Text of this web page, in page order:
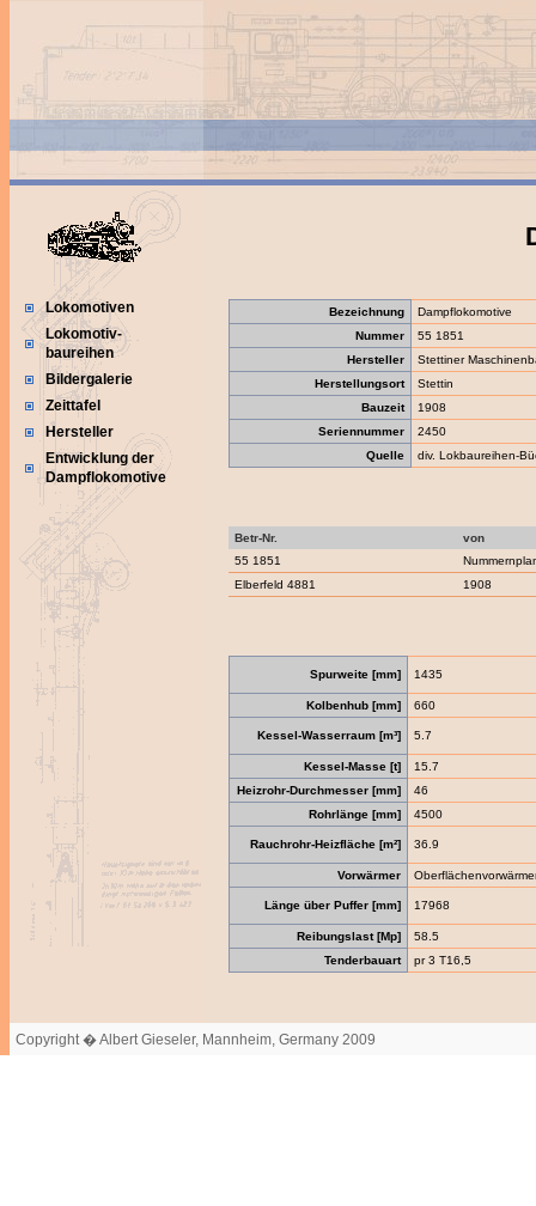
Lokomotiven
Lokomotiv-
baureihen
Bildergalerie
Zeittafel
Hersteller
Entwicklung der
Dampflokomotive
Bezeichnung
Dampflokomotive
Nummer
55 1851
Hersteller
Stettiner
Herstellungsort
Stettin
Bauzeit
1908
Seriennummer
2450
Quelle
div. Lokbaureihen-
Betr-Nr.
von
55 1851
Elberfeld 4881
1908
Spurweite [mm] 1435
Kolbenhub [mm] 660
Kessel-Wasserraum [m³] 5.7
Kessel-Masse [t]
15.7
Heizrohr-Durchmesser [mm]
46
Rohrlänge [mm]
4500
Rauchrohr-Heizfläche [m²] 36.9
Vorwärmer
Länge über Puffer [mm] 17968
Reibungslast [Mp]
58.5
Tenderbauart
pr 3 T16,5
Copyright � Albert Gieseler, Mannheim, Germany 2009